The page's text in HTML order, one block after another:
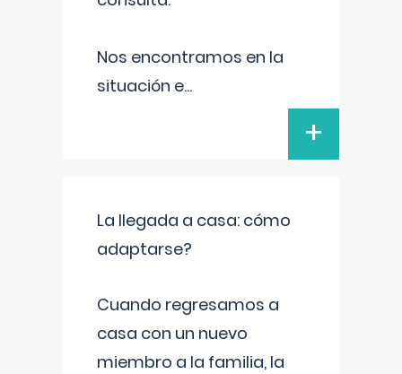
Nos encontramos en la
situación e...
+
La llegada a casa: cómo
adaptarse?
Cuando regresamos a
casa con un nuevo
miembro a la familia, la